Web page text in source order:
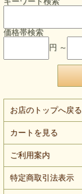
価格帯検索
円 ～
お店のトップへ戻る
カートを見る
ご利用案内
特定商取引法表示